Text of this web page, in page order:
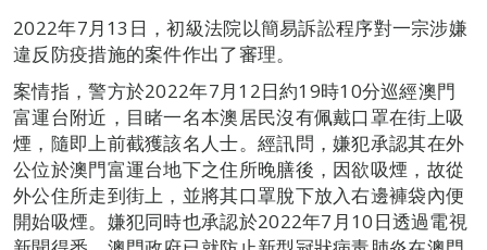
2022年7月13日，初級法院以簡易訴訟程序對一宗涉嫌
違反防疫措施的案件作出了審理。
案情指，警方於2022年7月12日約19時10分巡經澳門
富運台附近，目睹一名本澳居民沒有佩戴口罩在街上吸
煙，隨即上前截獲該名人士。經訊問，嫌犯承認其在外
公位於澳門富運台地下之住所晚膳後，因欲吸煙，故從
外公住所走到街上，並將其口罩脫下放入右邊褲袋內便
開始吸煙。嫌犯同時也承認於2022年7月10日透過電視